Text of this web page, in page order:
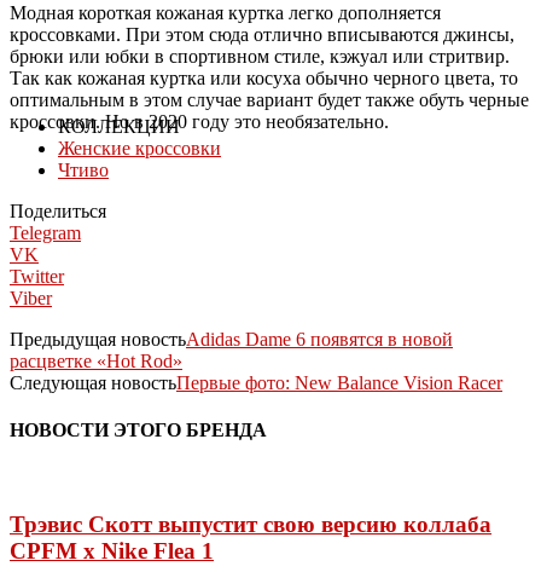
Модная короткая кожаная куртка легко дополняется
кроссовками. При этом сюда отлично вписываются джинсы,
брюки или юбки в спортивном стиле, кэжуал или стритвир.
Так как кожаная куртка или косуха обычно черного цвета, то
оптимальным в этом случае вариант будет также обуть черные
кроссовки. Но в 2020 году это необязательно.
КОЛЛЕКЦИИ
Женские кроссовки
Чтиво
Поделиться
Telegram
VK
Twitter
Viber
Предыдущая новостьAdidas Dame 6 появятся в новой
расцветке «Hot Rod»
Следующая новостьПервые фото: New Balance Vision Racer
НОВОСТИ ЭТОГО БРЕНДА
Трэвис Скотт выпустит свою версию коллаба
CPFM x Nike Flea 1